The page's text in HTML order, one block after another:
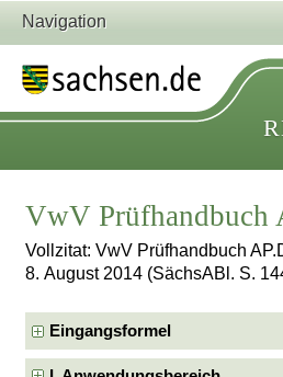
Navigation
VwV Prüfhandbuch
Vollzitat: VwV Prüfhandbuch
8. August 2014 (SächsABl. S.
Eingangsformel